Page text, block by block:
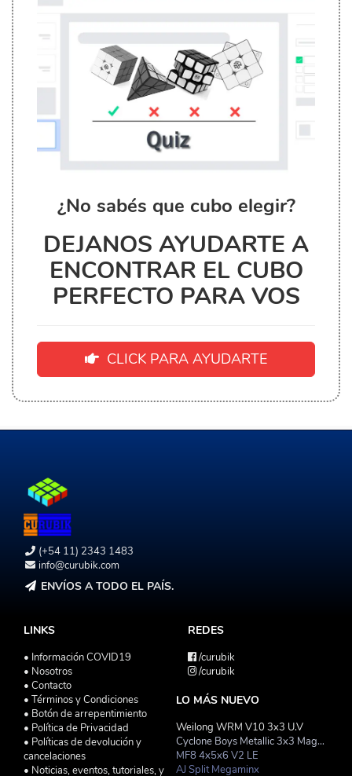
¿No sabés que cubo elegir?
DEJANOS AYUDARTE A
ENCONTRAR EL CUBO
PERFECTO PARA VOS
CLICK PARA AYUDARTE
(+54 11) 2343 1483
info@curubik.com
ENVÍOS A TODO EL PAÍS.
LINKS
• Información COVID19
• Nosotros
• Contacto
• Términos y Condiciones
• Botón de arrepentimiento
• Política de Privacidad
• Políticas de devolución y
cancelaciones
• Noticias, eventos, tutoriales, y
REDES
/curubik
/curubik
LO MÁS NUEVO
Weilong WRM V10 3x3 U.V
Cyclone Boys Metallic 3x3 Magnetico Macaron
MF8 4x5x6 V2 LE
AJ Split Megaminx